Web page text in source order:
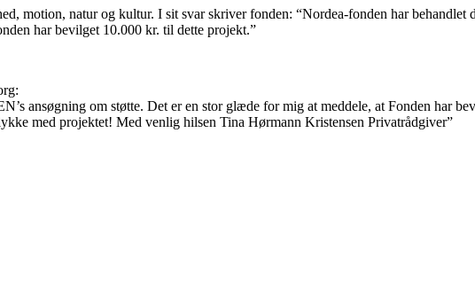
motion, natur og kultur. I sit svar skriver fonden: “Nordea-fonden har
har bevilget 10.000 kr. til dette projekt.”
ansøgning om støtte. Det er en stor glæde for mig at meddele, at Fonden har
med projektet! Med venlig hilsen Tina Hørmann Kristensen Privatrådgiver”